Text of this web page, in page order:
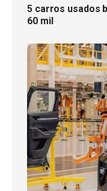
5 carros usados
60 mil